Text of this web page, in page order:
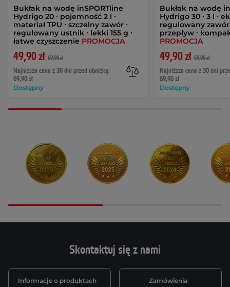
Bukłak na wodę inSPORTline
Hydrigo 20 ∙ pojemność 2 l ∙
materiał TPU ∙ szczelny zawór ∙
regulowany ustnik ∙ lekki 155 g ∙
łatwe czyszczenie PROMOCJA
49,90 zł 69,90 zł
Najniższa cena z 30 dni przed obniżką:
69,90 zł
Dostępny
Bukłak na wodę
Hydrigo 30 ∙ 3 l ∙
regulowany zawór
przepływ ∙
PROMOCJA
49,90 zł 69,90 zł
Najniższa cena z 30 dni
69,90 zł
Dostępny
Skontaktuj się z nami
Informacje o produktach Zamówienia